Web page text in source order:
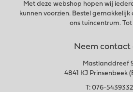
Met deze webshop hopen wij
kunnen voorzien. Bestel gemakkelijk
ons tuincentrum. Tot
Neem contact
Mastlanddreef
4841 KJ Prinsenbeek
T: 076-5439332